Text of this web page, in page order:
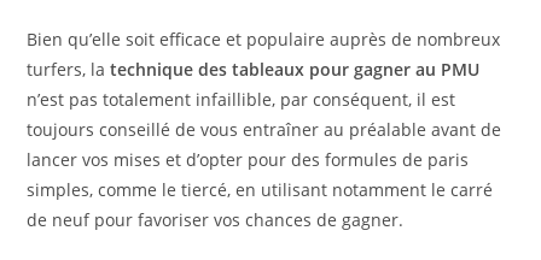
Bien qu’elle soit efficace et populaire auprès de nombreux
turfers, latechnique des tableaux pour gagner au PMU
n’est pas totalement infaillible, par conséquent, il est
toujours conseillé de vous entraîner au préalable avant de
lancer vos mises et d’opter pour des formules de paris
simples, comme le tiercé, en utilisant notamment le carré
de neuf pour favoriser vos chances de gagner.